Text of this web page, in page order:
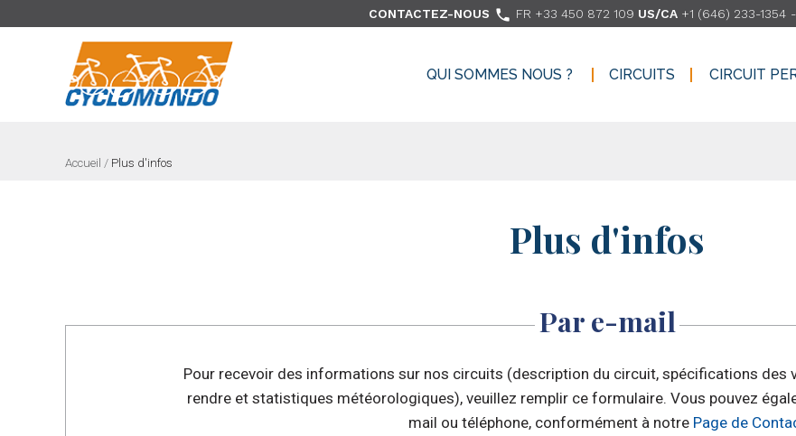
CONTACTEZ-NOUS  FR +33 450 872 109 US/CA +1 (646) 233-1354 -
QUI SOMMES NOUS ? CIRCUITS CIRCUIT
Accueil / Plus d'infos
Plus d'infos
Par e-mail
Pour recevoir des informations sur nos circuits (description du circuit, spécifications des
rendre et statistiques météorologiques), veuillez remplir ce formulaire. Vous pouvez
mail ou téléphone, conformément à notre Page de